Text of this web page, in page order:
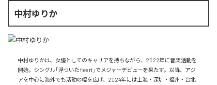
中村ゆりか
中村ゆりかは、女優としてのキャリアを持ちながら、2022年に音楽活動を
開始。シングル「浮ついたHeart」でメジャーデビューを果たす。以降、アジ
アを中心に海外でも活動の幅を広げ、2024年には上海・深圳・福州・台北